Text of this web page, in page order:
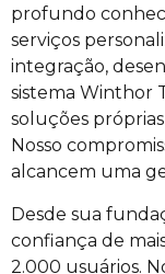
profundo
serviços
integração,
sistema Winthor
soluções
Nosso
alcancem uma
Desde sua
confiança de
2.000 usuários.